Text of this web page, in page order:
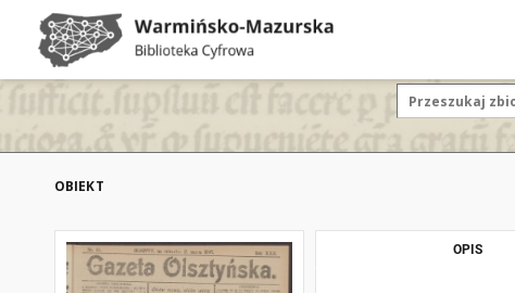
OBIEKT
OPIS